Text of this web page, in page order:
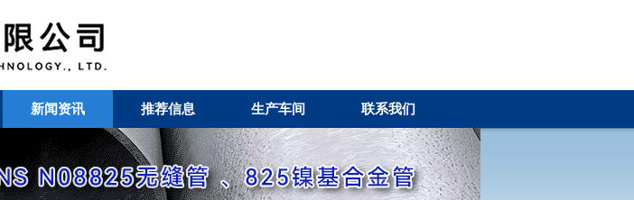
新闻资讯 推荐信息 生产车间 联系我们